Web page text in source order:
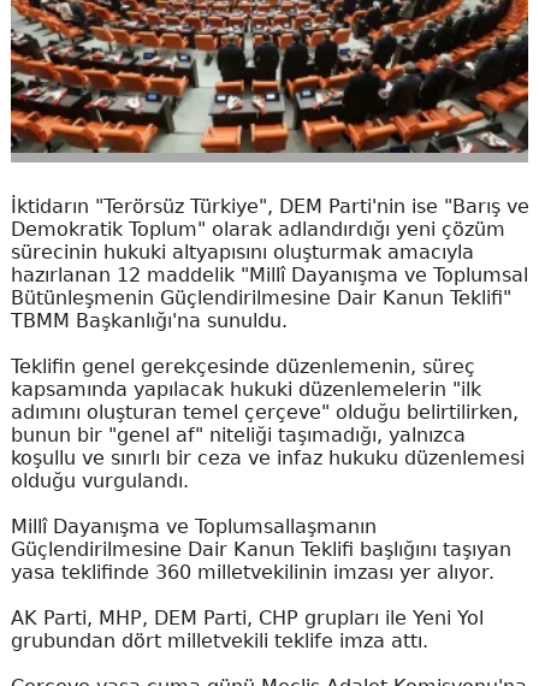
İktidarın "Terörsüz Türkiye", DEM Parti'nin ise "Barış ve
Demokratik Toplum" olarak adlandırdığı yeni çözüm
sürecinin hukuki altyapısını oluşturmak amacıyla
hazırlanan 12 maddelik "Millî Dayanışma ve Toplumsal
Bütünleşmenin Güçlendirilmesine Dair Kanun Teklifi"
TBMM Başkanlığı'na sunuldu.
Teklifin genel gerekçesinde düzenlemenin, süreç
kapsamında yapılacak hukuki düzenlemelerin "ilk
adımını oluşturan temel çerçeve" olduğu belirtilirken,
bunun bir "genel af" niteliği taşımadığı, yalnızca
koşullu ve sınırlı bir ceza ve infaz hukuku düzenlemesi
olduğu vurgulandı.
Millî Dayanışma ve Toplumsallaşmanın
Güçlendirilmesine Dair Kanun Teklifi başlığını taşıyan
yasa teklifinde 360 milletvekilinin imzası yer alıyor.
AK Parti, MHP, DEM Parti, CHP grupları ile Yeni Yol
grubundan dört milletvekili teklife imza attı.